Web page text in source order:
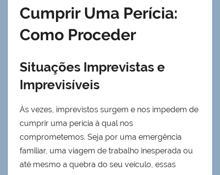
Cumprir Uma Perícia:
Como Proceder
Situações Imprevistas e
Imprevisíveis
Às vezes, imprevistos surgem e nos impedem de
cumprir uma perícia à qual nos
comprometemos. Seja por uma emergência
familiar, uma viagem de trabalho inesperada ou
até mesmo a quebra do seu veículo, essas